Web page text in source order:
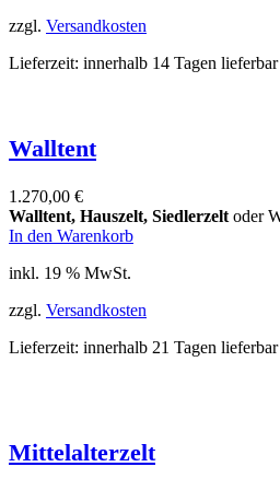
zzgl. Versandkosten
Lieferzeit: innerhalb 14 Tagen lieferbar
Walltent
1.270,00 €
Walltent, Hauszelt, Siedlerzelt oder
In den Warenkorb
inkl. 19 % MwSt.
zzgl. Versandkosten
Lieferzeit: innerhalb 21 Tagen lieferbar
Mittelalterzelt